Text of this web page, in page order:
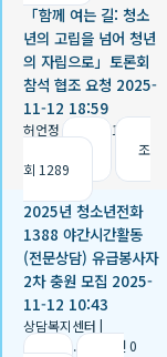
「함께 여는 길: 청소
년의 고립을 넘어 청년
의 자립으로」토론회
참석 협조 요청 2025-
11-12 18:59
허언정 2025.11.19
조
회 1289
2025년 청소년전화
1388 야간시간활동
(전문상담) 유급봉사자
2차 충원 모집 2025-
11-12 10:43
상담복지센터 |
2025.11.19
추천 0